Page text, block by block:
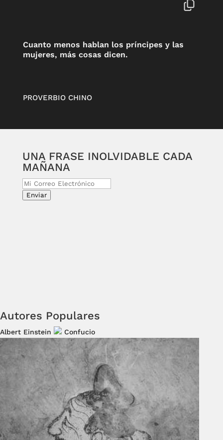
Cuanto menos hablan los príncipes y las
mujeres, más cosas dicen.
PROVERBIO CHINO
UNA FRASE INOLVIDABLE CADA
MAÑANA
Enviar
Autores Populares
Albert Einstein Confucio